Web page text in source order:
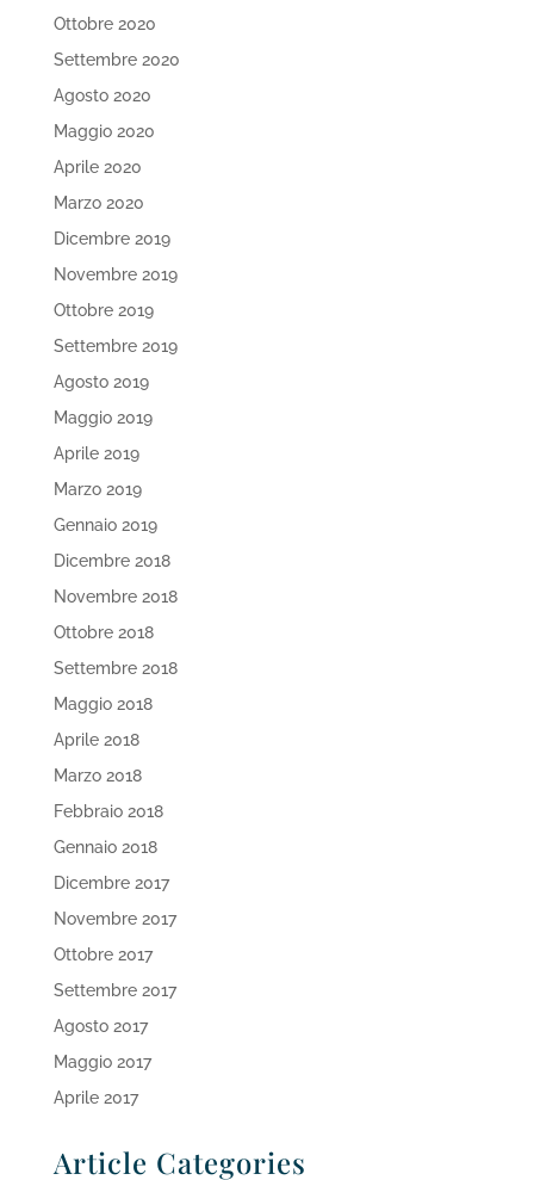
Ottobre 2020
Settembre 2020
Agosto 2020
Maggio 2020
Aprile 2020
Marzo 2020
Dicembre 2019
Novembre 2019
Ottobre 2019
Settembre 2019
Agosto 2019
Maggio 2019
Aprile 2019
Marzo 2019
Gennaio 2019
Dicembre 2018
Novembre 2018
Ottobre 2018
Settembre 2018
Maggio 2018
Aprile 2018
Marzo 2018
Febbraio 2018
Gennaio 2018
Dicembre 2017
Novembre 2017
Ottobre 2017
Settembre 2017
Agosto 2017
Maggio 2017
Aprile 2017
Article Categories